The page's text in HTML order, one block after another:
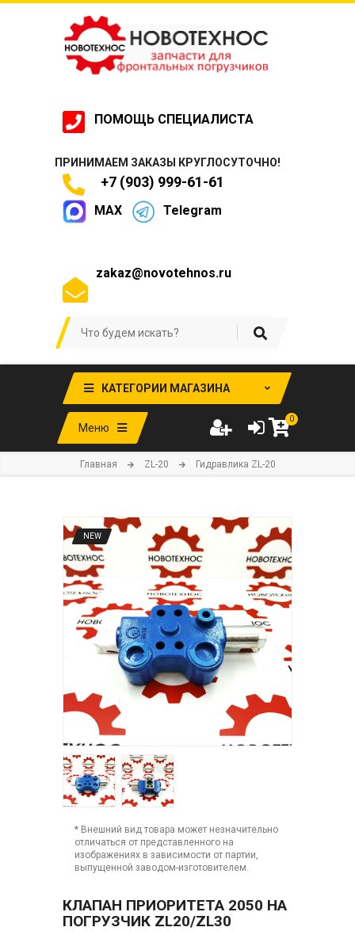
ПОМОЩЬ СПЕЦИАЛИСТА
ПРИНИМАЕМ ЗАКАЗЫ КРУГЛОСУТОЧНО!
+7 (903) 999-61-61
MAX Telegram
zakaz@novotehnos.ru
КАТЕГОРИИ МАГАЗИНА
Меню
0
Главная ZL-20 Гидравлика ZL-20
NEW
* Внешний вид товара может незначительно
отличаться от представленного на
изображениях в зависимости от партии,
выпущенной заводом-изготовителем.
КЛАПАН ПРИОРИТЕТА 2050 НА
ПОГРУЗЧИК ZL20/ZL30